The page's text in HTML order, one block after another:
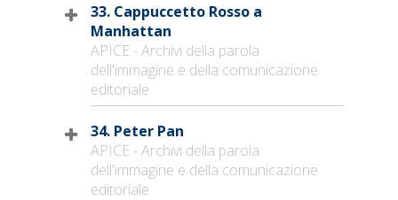
33. Cappuccetto Rosso a
Manhattan
APICE - Archivi della parola
dell'immagine e della comunicazione
editoriale
34. Peter Pan
APICE - Archivi della parola
dell'immagine e della comunicazione
editoriale